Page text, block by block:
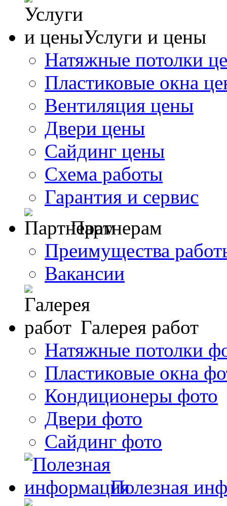
Услуги и цены
Натяжные потолки
Пластиковые окна
Вентиляция цены
Двери цены
Сайдинг цены
Схема работы
Гарантия и сервис
Партнерам
Преимущества
Вакансии
Галерея работ
Натяжные потолки
Пластиковые окна
Кондиционеры фото
Двери фото
Сайдинг фото
Полезная